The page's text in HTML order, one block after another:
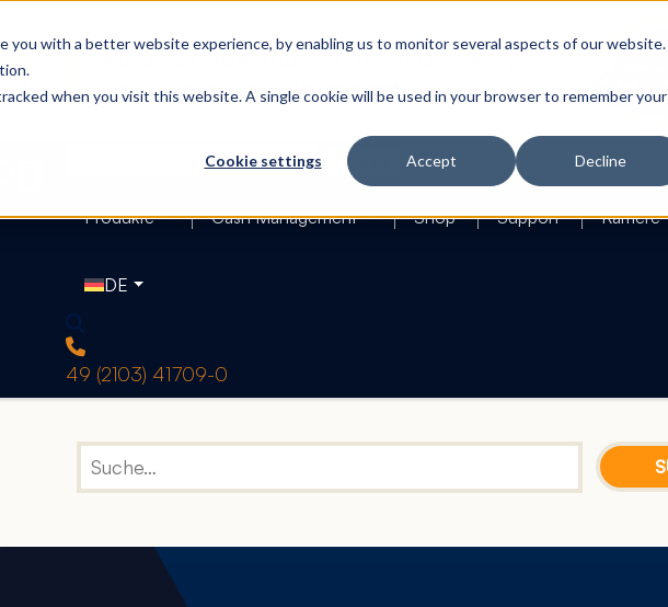
you with a better website experience, by enabling us to monitor several aspects of our website.
when you visit this website. A single cookie will be used in your browser to remember your
Cookie settings Accept Decline
Search
Produkte Cash Management Shop Support Karriere
DE
49 (2103) 41709-0